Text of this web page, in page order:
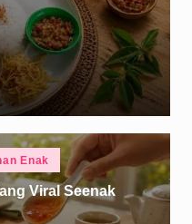
Enak
Viral Seenak